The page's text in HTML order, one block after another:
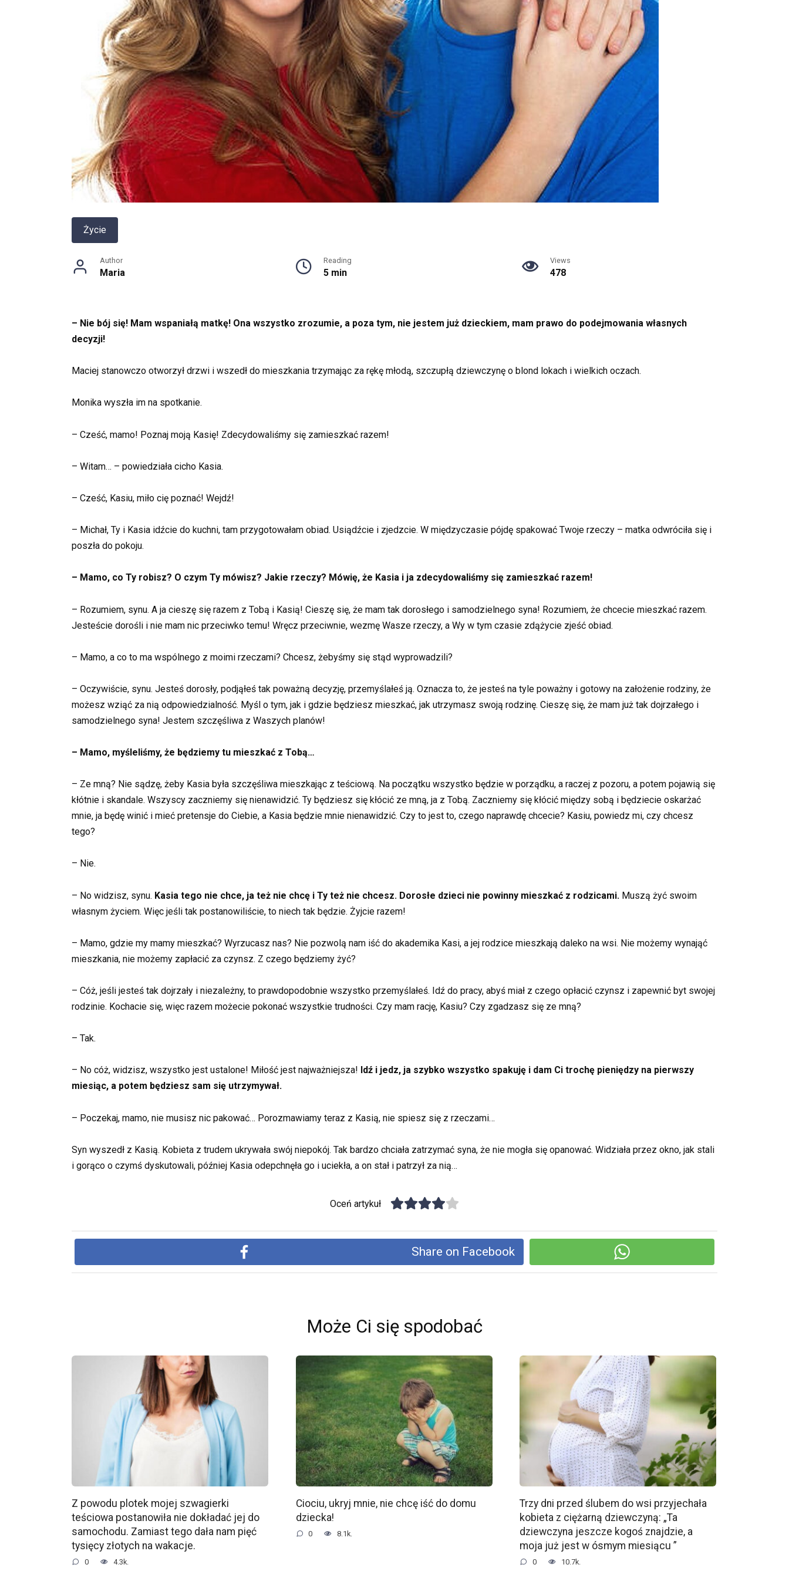
Życie
Author
Maria
Reading
5 min
Views
478
– Nie bój się! Mam wspaniałą matkę! Ona wszystko zrozumie, a poza tym, nie jestem już dzieckiem, mam prawo do podejmowania własnych
decyzji!
Maciej stanowczo otworzył drzwi i wszedł do mieszkania trzymając za rękę młodą, szczupłą dziewczynę o blond lokach i wielkich oczach.
Monika wyszła im na spotkanie.
– Cześć, mamo! Poznaj moją Kasię! Zdecydowaliśmy się zamieszkać razem!
– Witam… – powiedziała cicho Kasia.
– Cześć, Kasiu, miło cię poznać! Wejdź!
– Michał, Ty i Kasia idźcie do kuchni, tam przygotowałam obiad. Usiądźcie i zjedzcie. W międzyczasie pójdę spakować Twoje rzeczy – matka odwróciła się i
poszła do pokoju.
– Mamo, co Ty robisz? O czym Ty mówisz? Jakie rzeczy? Mówię, że Kasia i ja zdecydowaliśmy się zamieszkać razem!
– Rozumiem, synu. A ja cieszę się razem z Tobą i Kasią! Cieszę się, że mam tak dorosłego i samodzielnego syna! Rozumiem, że chcecie mieszkać razem.
Jesteście dorośli i nie mam nic przeciwko temu! Wręcz przeciwnie, wezmę Wasze rzeczy, a Wy w tym czasie zdążycie zjeść obiad.
– Mamo, a co to ma wspólnego z moimi rzeczami? Chcesz, żebyśmy się stąd wyprowadzili?
– Oczywiście, synu. Jesteś dorosły, podjąłeś tak poważną decyzję, przemyślałeś ją. Oznacza to, że jesteś na tyle poważny i gotowy na założenie rodziny, że
możesz wziąć za nią odpowiedzialność. Myśl o tym, jak i gdzie będziesz mieszkać, jak utrzymasz swoją rodzinę. Cieszę się, że mam już tak dojrzałego i
samodzielnego syna! Jestem szczęśliwa z Waszych planów!
– Mamo, myśleliśmy, że będziemy tu mieszkać z Tobą…
– Ze mną? Nie sądzę, żeby Kasia była szczęśliwa mieszkając z teściową. Na początku wszystko będzie w porządku, a raczej z pozoru, a potem pojawią się
kłótnie i skandale. Wszyscy zaczniemy się nienawidzić. Ty będziesz się kłócić ze mną, ja z Tobą. Zaczniemy się kłócić między sobą i będziecie oskarżać
mnie, ja będę winić i mieć pretensje do Ciebie, a Kasia będzie mnie nienawidzić. Czy to jest to, czego naprawdę chcecie? Kasiu, powiedz mi, czy chcesz
tego?
– Nie.
– No widzisz, synu. Kasia tego nie chce, ja też nie chcę i Ty też nie chcesz. Dorosłe dzieci nie powinny mieszkać z rodzicami. Muszą żyć swoim
własnym życiem. Więc jeśli tak postanowiliście, to niech tak będzie. Żyjcie razem!
– Mamo, gdzie my mamy mieszkać? Wyrzucasz nas? Nie pozwolą nam iść do akademika Kasi, a jej rodzice mieszkają daleko na wsi. Nie możemy wynająć
mieszkania, nie możemy zapłacić za czynsz. Z czego będziemy żyć?
– Cóż, jeśli jesteś tak dojrzały i niezależny, to prawdopodobnie wszystko przemyślałeś. Idź do pracy, abyś miał z czego opłacić czynsz i zapewnić byt swojej
rodzinie. Kochacie się, więc razem możecie pokonać wszystkie trudności. Czy mam rację, Kasiu? Czy zgadzasz się ze mną?
– Tak.
– No cóż, widzisz, wszystko jest ustalone! Miłość jest najważniejsza! Idź i jedz, ja szybko wszystko spakuję i dam Ci trochę pieniędzy na pierwszy
miesiąc, a potem będziesz sam się utrzymywał.
– Poczekaj, mamo, nie musisz nic pakować… Porozmawiamy teraz z Kasią, nie spiesz się z rzeczami…
Syn wyszedł z Kasią. Kobieta z trudem ukrywała swój niepokój. Tak bardzo chciała zatrzymać syna, że nie mogła się opanować. Widziała przez okno, jak stali
i gorąco o czymś dyskutowali, później Kasia odepchnęła go i uciekła, a on stał i patrzył za nią…
Oceń artykuł
Share on Facebook
Może Ci się spodobać
Z powodu plotek mojej szwagierki
teściowa postanowiła nie dokładać jej do
samochodu. Zamiast tego dała nam pięć
tysięcy złotych na wakacje.
0 4.3k.
Ciociu, ukryj mnie, nie chcę iść do domu
dziecka!
0 8.1k.
Trzy dni przed ślubem do wsi przyjechała
kobieta z ciężarną dziewczyną: „Ta
dziewczyna jeszcze kogoś znajdzie, a
moja już jest w ósmym miesiącu ”
0 10.7k.